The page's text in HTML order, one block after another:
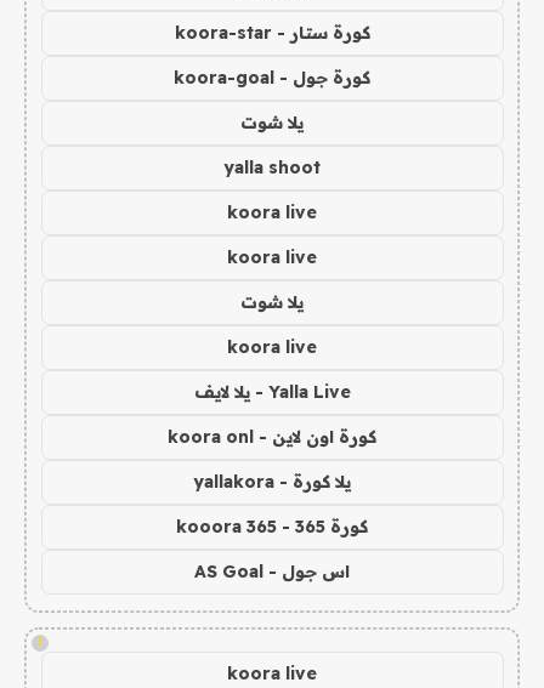
كورة ستار - koora-star
كورة جول - koora-goal
يلا شوت
yalla shoot
koora live
koora live
يلا شوت
koora live
Yalla Live - يلا لايف
كورة اون لاين - koora onl
يلا كورة - yallakora
كورة 365 - kooora 365
اس جول - AS Goal
!
koora live